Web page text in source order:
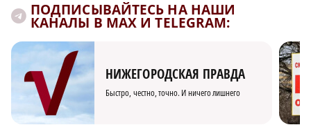
ПОДПИСЫВАЙТЕСЬ НА НАШИ
КАНАЛЫ В MAX И TELEGRAM:
НИЖЕГОРОДСКАЯ ПРАВДА
Быстро, честно, точно. И ничего лишнего
×